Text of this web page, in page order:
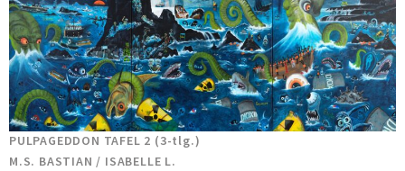
PULPAGEDDON TAFEL 2 (3-tlg.)
M.S. BASTIAN / ISABELLE L.